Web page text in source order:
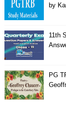
by
11th
PG